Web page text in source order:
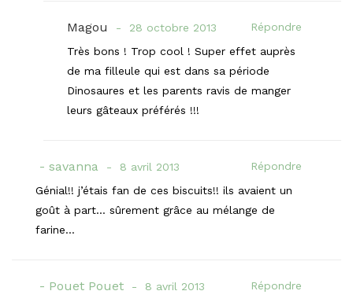
Magou 28 octobre 2013
Répondre
Très bons ! Trop cool ! Super effet auprès
de ma filleule qui est dans sa période
Dinosaures et les parents ravis de manger
leurs gâteaux préférés !!!
savanna 8 avril 2013
Répondre
Génial!! j’étais fan de ces biscuits!! ils avaient un
goût à part… sûrement grâce au mélange de
farine…
Pouet Pouet 8 avril 2013
Répondre